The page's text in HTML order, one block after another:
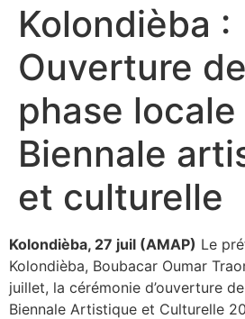
Kolondièba :
Ouverture
phase locale
Biennale
et culturelle
Kolondièba, 27 juil (AMAP) Le
Kolondièba, Boubacar Oumar
juillet, la cérémonie d’ouverture
Biennale Artistique et Culturelle